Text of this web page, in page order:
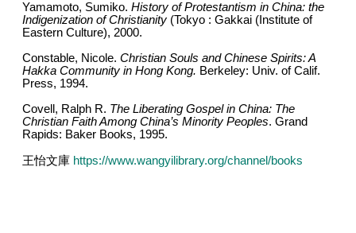
Yamamoto, Sumiko. History of Protestantism in China: the
Indigenization of Christianity (Tokyo : Gakkai (Institute of
Eastern Culture), 2000.
Constable, Nicole. Christian Souls and Chinese Spirits: A
Hakka Community in Hong Kong. Berkeley: Univ. of Calif.
Press, 1994.
Covell, Ralph R. The Liberating Gospel in China: The
Christian Faith Among China’s Minority Peoples. Grand
Rapids: Baker Books, 1995.
王怡文庫 https://www.wangyilibrary.org/channel/books